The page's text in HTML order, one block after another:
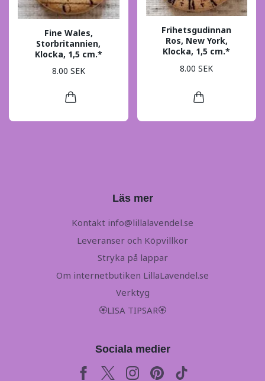
Fine Wales,
Storbritannien,
Klocka, 1,5 cm.*
8.00 SEK
Frihetsgudinnan
Ros, New York,
Klocka, 1,5 cm.*
8.00 SEK
Läs mer
Kontakt info@lillalavendel.se
Leveranser och Köpvillkor
Stryka på lappar
Om internetbutiken LillaLavendel.se
Verktyg
🏵LISA TIPSAR🏵
Sociala medier